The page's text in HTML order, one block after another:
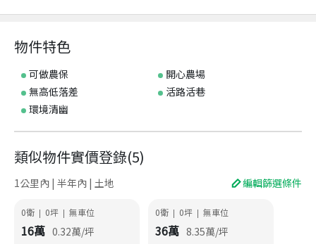
物件特色
可做農保
開心農場
無高低落差
活路活巷
環境清幽
類似物件實價登錄(5)
1公里內 | 半年內 | 土地 編輯篩選條件
0衛 | 0坪 | 無車位
16萬 0.32萬/坪
0衛 | 0坪 | 無車位
36萬 8.35萬/坪